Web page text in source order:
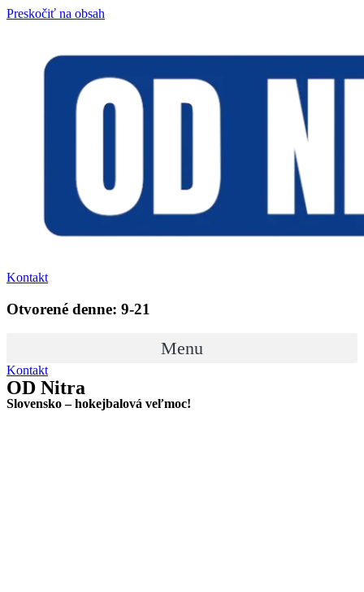
Preskočiť na obsah
Kontakt
Otvorené denne: 9-21
Menu
Kontakt
OD Nitra
Slovensko – hokejbalová veľmoc!